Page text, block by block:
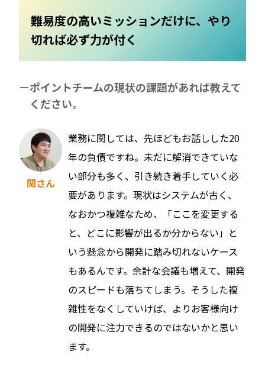
難易度の高いミッションだけに、やり
切れば必ず力が付く
ポイントチームの現状の課題があれば教えて
ください。
関さん
業務に関しては、先ほどもお話しした20
年の負債ですね。未だに解消できていな
い部分も多く、引き続き着手していく必
要があります。現状はシステムが古く、
なおかつ複雑なため、「ここを変更する
と、どこに影響が出るか分からない」と
いう懸念から開発に踏み切れないケース
もあるんです。余計な会議も増えて、開発
のスピードも落ちてしまう。そうした複
雑性をなくしていけば、よりお客様向け
の開発に注力できるのではないかと思い
ます。